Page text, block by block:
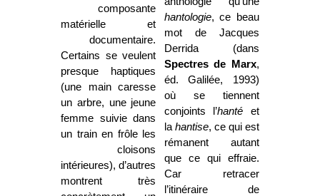
hantologie, ce beau
mot de Jacques
Derrida (dans
Spectres de Marx,
éd. Galilée, 1993)
où se tiennent
conjoints l’hanté et
lahantise, ce qui est
rémanent autant
que ce qui effraie.
Car retracer
l’itinéraire de
composante
matérielle et
documentaire.
Certains se veulent
presque haptiques
(une main caresse
un arbre, une jeune
femme suivie dans
un train en frôle les
cloisons
intérieures), d’autres
montrent très